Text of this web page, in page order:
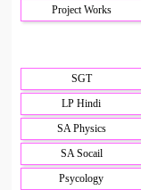
Project Works
SGT
LP Hindi
SA Physics
SA Socail
Psycology